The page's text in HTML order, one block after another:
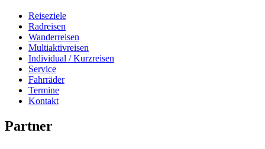
Reiseziele
Radreisen
Wanderreisen
Multiaktivreisen
Individual / Kurzreisen
Service
Fahrräder
Termine
Kontakt
Partner